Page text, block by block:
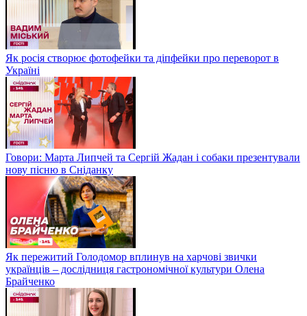
Як росія створює фотофейки та діпфейки про переворот в
Україні
Говори: Марта Липчей та Сергій Жадан і собаки презентували
нову пісню в Сніданку
Як пережитий Голодомор вплинув на харчові звички
українців – дослідниця гастрономічної культури Олена
Брайченко